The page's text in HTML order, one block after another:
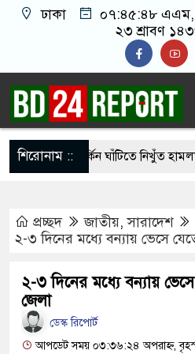
ঢাকা ০৭:৪৫:৪৯ এএম
২৩ শ্রাবণ
শিরোনাম ::
ছাড়াই মার্কিন ঘাঁটিতে নিখুঁত হামলা
১০০ পরিবারকে নতুন ঘর দেবেন প্রধানমন্ত্রী
ছাত্রী
‘হাজারগুণ ভালো’ দেশ চালাচ্ছেন
প্রচ্ছদ জাতীয়,সারাদেশ
২-৩ দিনের মধ্যে বন্যায় ভেসে
২-৩ দিনের মধ্যে বন্যায়
জেলা
ডেস্ক রিপোর্ট
আপডেট সময় ০৩:৩৬:২৪ অপরাহ্ন,